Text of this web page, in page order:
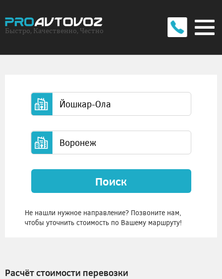
Быстро, Качественно, Честно
Поиск
Не нашли нужное направление? Позвоните нам,
чтобы уточнить стоимость по Вашему маршруту!
Расчёт стоимости перевозки